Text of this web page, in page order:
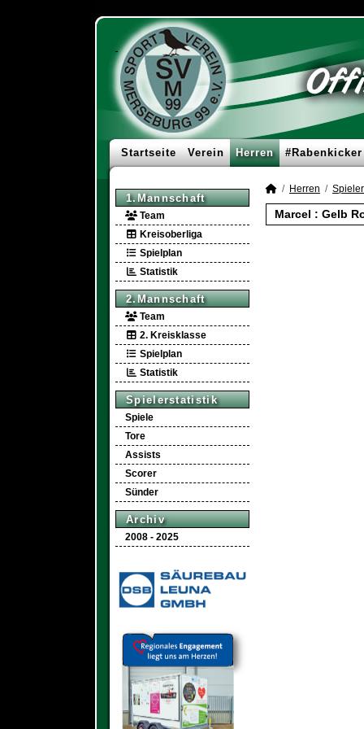
Startseite Verein Herren #Rabenkicker
1.Mannschaft
Team
Kreisoberliga
Spielplan
Statistik
2.Mannschaft
Team
2. Kreisklasse
Spielplan
Statistik
Spielerstatistik
Spiele
Tore
Assists
Scorer
Sünder
Archiv
2008 - 2025
Herren
Marcel : Gelb